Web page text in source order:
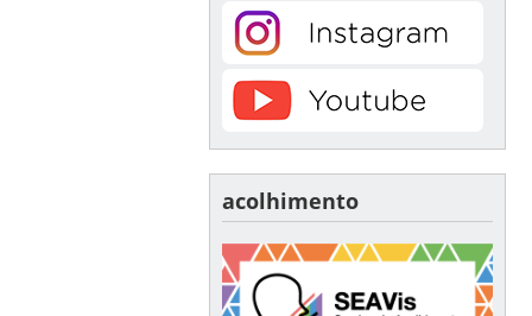
acolhimento